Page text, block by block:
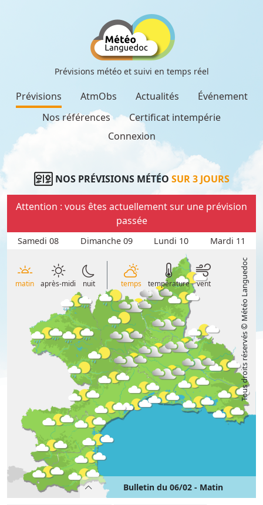
Prévisions météo et suivi en temps réel
Prévisions AtmObs Actualités
Événement
Nos références
Certificat intempérie
Connexion
NOS PRÉVISIONS MÉTÉO SUR 3 JOURS
Attention : vous êtes actuellement sur une prévision
passée
Samedi 08 Dimanche 09 Lundi 10 Mardi 11
matin après-midi nuit temps température vent Tous droits réservés © Météo Languedoc
Bulletin du 06/02 - Matin